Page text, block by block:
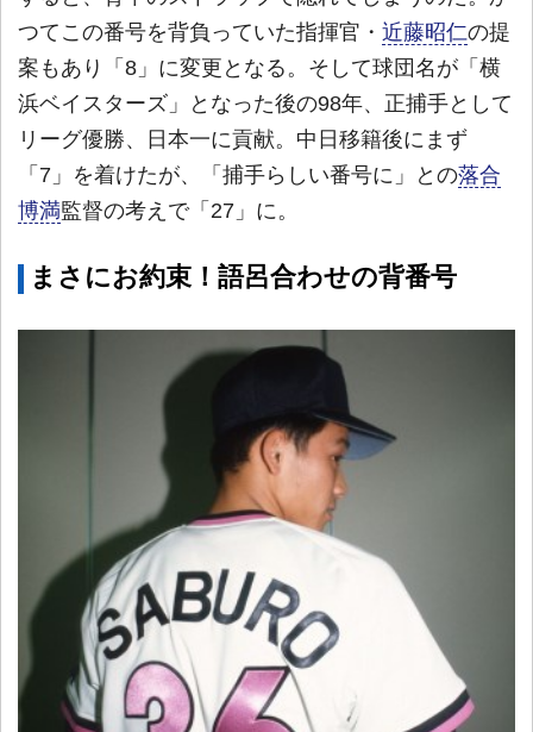
つてこの番号を背負っていた指揮官・ 近藤昭仁の提
案もあり「8」に変更となる。そして球団名が「横
浜ベイスターズ」となった後の98年、正捕手として
リーグ優勝、日本一に貢献。中日移籍後にまず
「7」を着けたが、「捕手らしい番号に」との落合
博満監督の考えで「27」に。
まさにお約束！語呂合わせの背番号